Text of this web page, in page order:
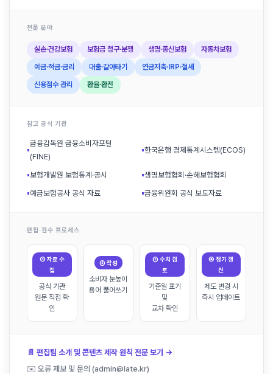
전문 분야
실손·건강보험 보험금 청구·분쟁 생명·종신보험 자동차보험
예금·적금·금리 대출·갈아타기 연금저축·IRP·절세
신용점수 관리 환율·환전
참고 공식 기관
▪
금융감독원 금융소비자포털
(FINE)
▪한국은행 경제통계시스템(ECOS)
▪보험개발원 보험통계·공시 ▪생명보험협회·손해보험협회
▪예금보험공사 공식 자료 ▪금융위원회 공식 보도자료
편집·검수 프로세스
① 자료 수
집
공식 기관
원문 직접 확
인
② 작성
소비자 눈높이
용어 풀어쓰기
③ 수치 검
토
기준일 표기
및
교차 확인
④ 정기 갱
신
제도 변경 시
즉시 업데이트
📄 편집팀 소개 및 콘텐츠 제작 원칙 전문 보기 → |
✉️ 오류 제보 및 문의 (admin@late.kr)